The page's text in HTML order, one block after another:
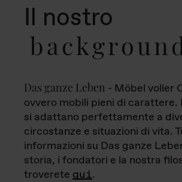
Il nostro
Das ganze Leben - Möbel voller
ovvero mobili pieni di carattere.
si adattano perfettamente a
circostanze e situazioni di vita.
informazioni su Das ganze
storia, i fondatori e la nostra
troverete qui.